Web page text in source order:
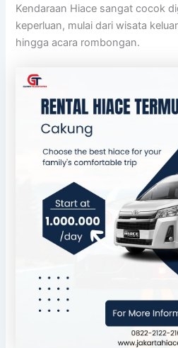
Kendaraan Hiace sangat cocok
keperluan, mulai dari wisata
hingga acara rombongan.